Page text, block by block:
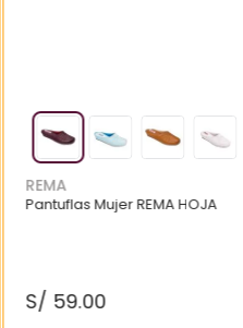
REMA
Pantuflas Mujer REMA HOJA
S/ 59.00